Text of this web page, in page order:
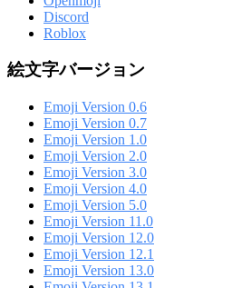
Discord
Roblox
絵文字バージョン
Emoji Version 0.6
Emoji Version 0.7
Emoji Version 1.0
Emoji Version 2.0
Emoji Version 3.0
Emoji Version 4.0
Emoji Version 5.0
Emoji Version 11.0
Emoji Version 12.0
Emoji Version 12.1
Emoji Version 13.0